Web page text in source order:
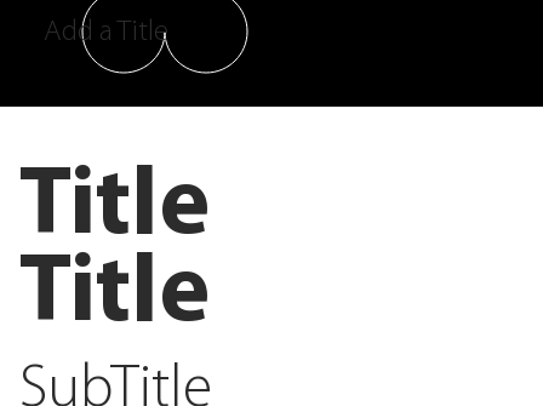
Add a Title
Title
Title
SubTitle